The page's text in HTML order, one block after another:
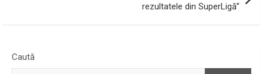
rezultatele din SuperLigă”
Caută